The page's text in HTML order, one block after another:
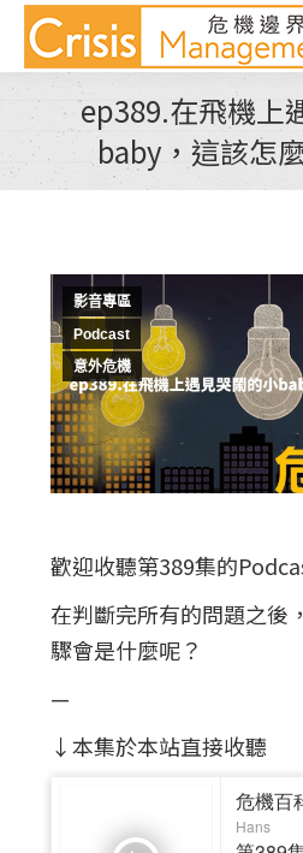
ep389.在飛機上
baby，這該怎
影音專區
Podcast
意外危機
歡迎收聽第389集的
在判斷完所有的問題之後
驟會是什麼呢？
—
↓本集於本站直接收聽